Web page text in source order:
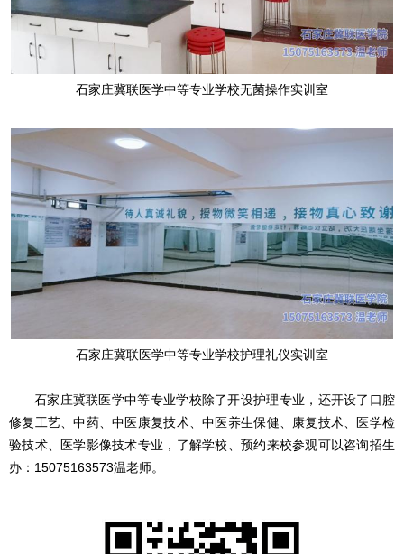
石家庄冀联医学中等专业学校无菌操作实训室
石家庄冀联医学中等专业学校护理礼仪实训室
石家庄冀联医学中等专业学校除了开设护理专业，还开设了口腔
修复工艺、中药、中医康复技术、中医养生保健、康复技术、医学检
验技术、医学影像技术专业，了解学校、预约来校参观可以咨询招生
办：15075163573温老师。